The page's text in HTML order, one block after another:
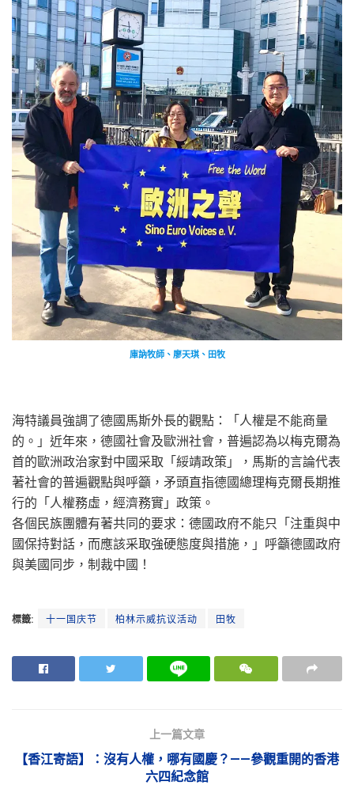
庫訥牧師、廖天琪、田牧
海特議員強調了德國馬斯外長的觀點：「人權是不能商量
的。」近年來，德國社會及歐洲社會，普遍認為以梅克爾為
首的歐洲政治家對中國采取「綏靖政策」，馬斯的言論代表
著社會的普遍觀點與呼籲，矛頭直指德國總理梅克爾長期推
行的「人權務虛，經濟務實」政策。
各個民族團體有著共同的要求：德國政府不能只「注重與中
國保持對話，而應該采取強硬態度與措施，」呼籲德國政府
與美國同步，制裁中國！
標籤: 十一国庆节 柏林示威抗议活动 田牧
上一篇文章
【香江寄語】：沒有人權，哪有國慶？——參觀重開的香港
六四紀念館